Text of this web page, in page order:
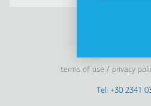
Linkedin
terms of use privacy
Tel: +30 2341